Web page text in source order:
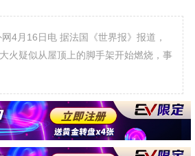
16日电 据法国《世界报》报道，
火疑似从屋顶上的脚手架开始燃烧，事